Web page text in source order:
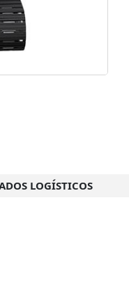
LOGÍSTICOS